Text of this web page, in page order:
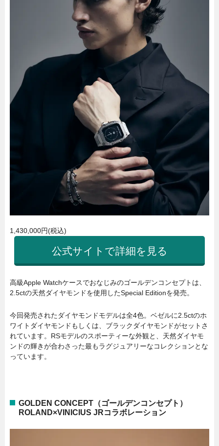
1,430,000円(税込)
公式サイトで詳細を見る
高級Apple Watchケースでおなじみのゴールデンコンセプトは、
2.5ctの天然ダイヤモンドを使用したSpecial Editionを発売。
今回発売されたダイヤモンドモデルは全4色。ベゼルに2.5ctのホ
ワイトダイヤモンドもしくは、ブラックダイヤモンドがセットさ
れています。RSモデルのスポーティーな外観と、天然ダイヤモ
ンドの輝きが合わさった最もラグジュアリーなコレクションとな
っています。
GOLDEN CONCEPT（ゴールデンコンセプト）
ROLAND×VINICIUS JRコラボレーション